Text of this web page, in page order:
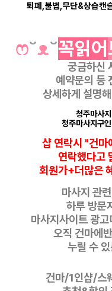
퇴폐,불법,무단&상습캔
ෆ˘ᴥ˘꼭읽어
궁금하신
예약문의 등
상세하게 설명
청주마사지
청주마사지구인
샵 연락시 "건마
연락했다고
회원가+더많은
마사지 관
하루 방문
마사지사이트 광고
오직 건마에
누릴 수
건마/1인샵/스